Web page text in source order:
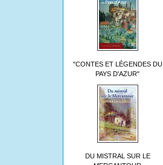
"CONTES ET LÉGENDES DU
PAYS D'AZUR"
DU MISTRAL SUR LE